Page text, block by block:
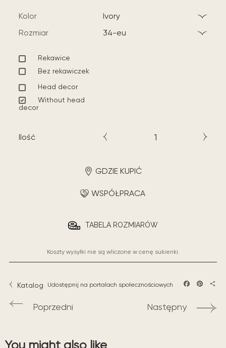
Kolor
ivory
Rozmiar
34-eu
Rekawice
Bez rekawiczek
Head decor
Without head
decor
Ilość
GDZIE KUPIĆ
WSPÓŁPRACA
TABELA ROZMIARÓW
Koszty wysyłki nie są wliczone w cenę sukienki.
Katalog Udostępnij na portalach społecznościowych
Poprzedni Następny
You might also like